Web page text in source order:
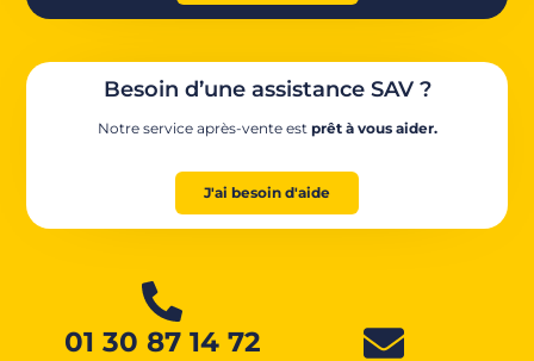
Besoin d’une assistance SAV ?
Notre service après-vente est prêt à vous aider.
J'ai besoin d'aide
01 30 87 14 72